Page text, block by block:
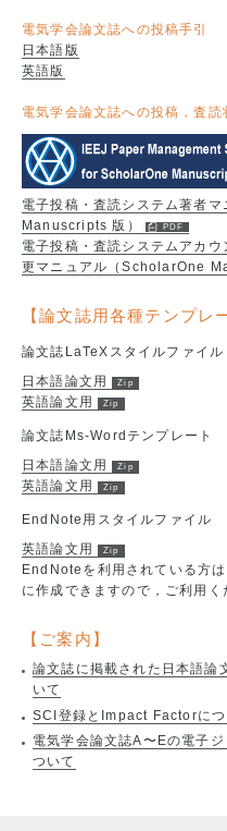
電気学会論文誌への投稿手引
日本語版
英語版
電気学会論文誌への投稿，査読
電子投稿・査読システム著者
Manuscripts 版）
電子投稿・査読システムアカ
更マニュアル（ScholarOne
【論文誌用各種テンプレ
論文誌LaTeXスタイルファイル
日本語論文用
英語論文用
論文誌Ms-Wordテンプレート
日本語論文用
英語論文用
EndNote用スタイルファイル
英語論文用
EndNoteを利用されている方
に作成できますので，ご利用く
【ご案内】
論文誌に掲載された日本語論
いて
SCI登録とImpact Factorにつ
電気学会論文誌A〜Eの電子
ついて